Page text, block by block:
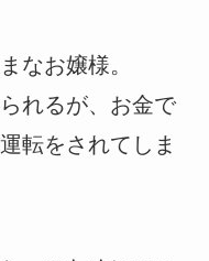
なお嬢様。
れるが、お金で
転をされてしま